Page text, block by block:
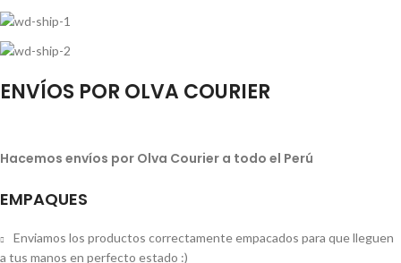
ENVÍOS POR OLVA COURIER
Hacemos envíos por Olva Courier a todo el Perú
EMPAQUES
Enviamos los productos correctamente empacados para que lleguen
a tus manos en perfecto estado :)